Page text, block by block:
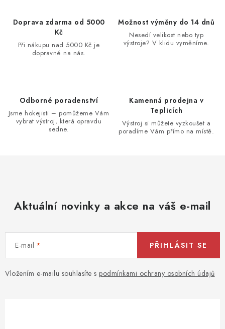
Doprava zdarma od 5000
Kč
Při nákupu nad 5000 Kč je
dopravné na nás.
Možnost výměny do 14 dnů
Nesedí velikost nebo typ
výstroje? V klidu vyměníme.
Odborné poradenství
Jsme hokejisti – pomůžeme Vám
vybrat výstroj, která opravdu
sedne.
Kamenná prodejna v
Teplicích
Výstroj si můžete vyzkoušet a
poradíme Vám přímo na místě.
Aktuální novinky a akce na váš e-mail
E-mail
Vložením e-mailu souhlasíte s podmínkami ochrany osobních údajů
PŘIHLÁSIT SE